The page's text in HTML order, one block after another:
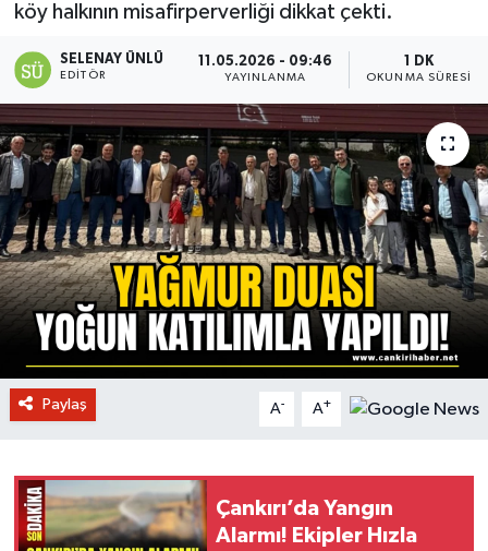
köy halkının misafirperverliği dikkat çekti.
SELENAY ÜNLÜ
EDITÖR
11.05.2026 - 09:46
YAYINLANMA
1 DK
OKUNMA SÜRESI
Paylaş A- A+
Çankırı’da Yangın
Alarmı! Ekipler Hızla